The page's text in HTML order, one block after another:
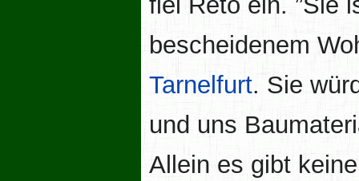
bescheidenem
Tarnelfurt. Sie
und uns
Allein es gibt